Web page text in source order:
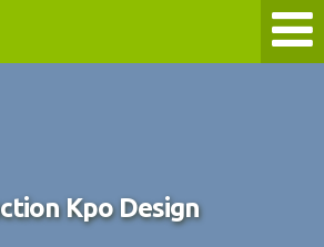
Kpo Design